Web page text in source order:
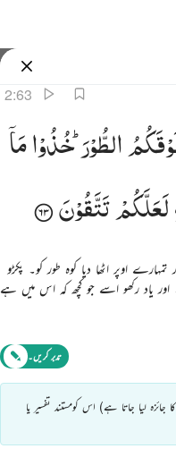
2:63
فيه لعلكم تتقون ٦٣
وَٱذْكُرُوا۟ مَا فِيهِ لَعَلَّكُمْ تَتَّقُونَ ٦٣
الطُّوْرَ ؕخُذُوْامَاۤ
لَعَلَّكُمْتَتَّقُوْنَ
اوپر اٹھا دیا کوہ طور کو۔ پکڑو
یاد رکھو اسے جو کچھ کہ اس میں ہے
تدبر کریں۔
لیا جاتا ہے) اس کومستند تفسیر یا